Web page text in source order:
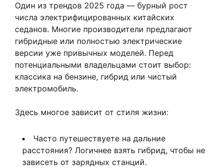
Один из трендов 2025 года — бурный рост
числа электрифицированных китайских
седанов. Многие производители предлагают
гибридные или полностью электрические
версии уже привычных моделей. Перед
потенциальными владельцами стоит выбор:
классика на бензине, гибрид или чистый
электромобиль.
Здесь многое зависит от стиля жизни:
Часто путешествуете на дальние
расстояния? Логичнее взять гибрид, чтобы не
зависеть от зарядных станций.